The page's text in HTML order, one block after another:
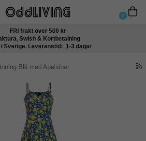
0
FRI frakt över 500 kr
Swish & Kortbetalning
i Sverige. Leveranstid: 1-3 dagar
Blå med Apelsiner